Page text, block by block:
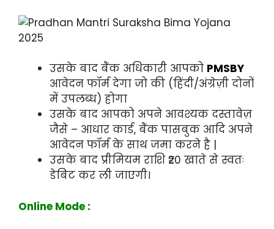
उसके बाद बैंक अधिकारी आपको PMSBY
आवेदन फॉर्म देगा जो की (हिंदी/अंग्रेज़ी दोनों
में उपलब्ध) होगा
उसके बाद आपको अपने आवश्यक दस्तावेज़
जैसे – आधार कार्ड, बैंक पासबुक आदि अपने
आवेदन फॉर्म के साथ जमा करने है |
उसके बाद प्रीमियम राशि ₹20 खाते से स्वतः
डेबिट कर ली जाएगी।
Online Mode :